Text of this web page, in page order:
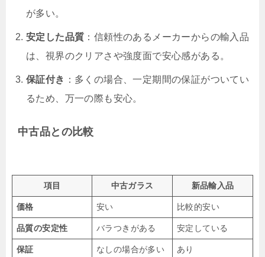
が多い。
安定した品質 ：信頼性のあるメーカーからの輸入品
は、視界のクリアさや強度面で安心感がある。
保証付き ：多くの場合、一定期間の保証がついてい
るため、万一の際も安心。
中古品との比較
項目 中古ガラス 新品輸入品
価格 安い 比較的安い
品質の安定性 バラつきがある 安定している
保証 なしの場合が多い あり